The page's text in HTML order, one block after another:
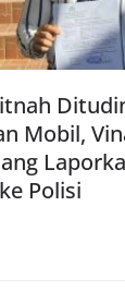
Mobil,
Polisi